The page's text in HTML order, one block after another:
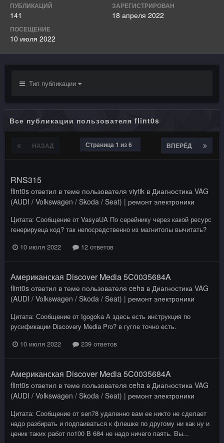
ПУБЛИКАЦИЙ
141
ЗАРЕГИСТРИРОВАН
18 апреля 2022
ПОСЕЩЕНИЕ
10 июля 2022
Тип публикации
Все публикации пользователя flint0s
НАЗАД ВПЕРЁД
Страница 1 из 6
RNS315
flint0s ответил в теме пользователя viytik в Диагностика VAG
(AUDI / Volkswagen / Skoda / Seat) | ремонт электроники
Цитата: Сообщение от VasyaUA По серейнику через какой ресурс
генерируеца код? так непосредственно из магнитолы вычитать?
10 июля 2022
12 ответов
Американская Discover Media 5C0035684A
flint0s ответил в теме пользователя ceha в Диагностика VAG
(AUDI / Volkswagen / Skoda / Seat) | ремонт электроники
Цитата: Сообщение от Igogoka А здесь есть инструкция по
русификации Discovery Media Pro? в гугле точно есть.
10 июля 2022
239 ответов
Американская Discover Media 5C0035684A
flint0s ответил в теме пользователя ceha в Диагностика VAG
(AUDI / Volkswagen / Skoda / Seat) | ремонт электроники
Цитата: Сообщение от sen78 удаленно вам ее никто не сделает
надо разбирать и подпаиваться к флешке по другому ни как ну и
ценик таких работ по100 В 684 не надо ничего паять. Вы...